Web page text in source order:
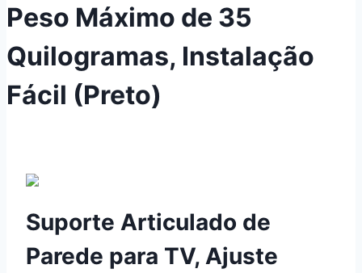
Peso Máximo de 35
Quilogramas, Instalação
Fácil (Preto)
Suporte Articulado de
Parede para TV, Ajuste